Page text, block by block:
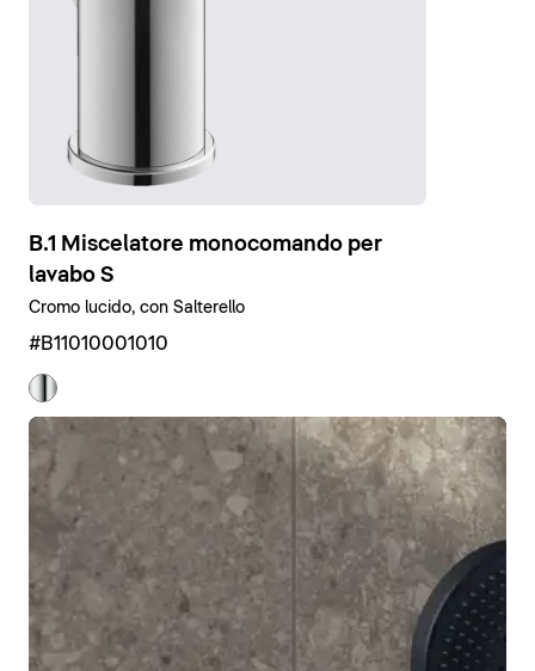
B.1 Miscelatore monocomando per
lavabo S
Cromo lucido, con Salterello
#B11010001010